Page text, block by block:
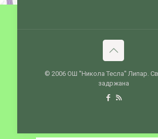
© 2006 ОШ ''Никола Тесла'' Липар.
задржана